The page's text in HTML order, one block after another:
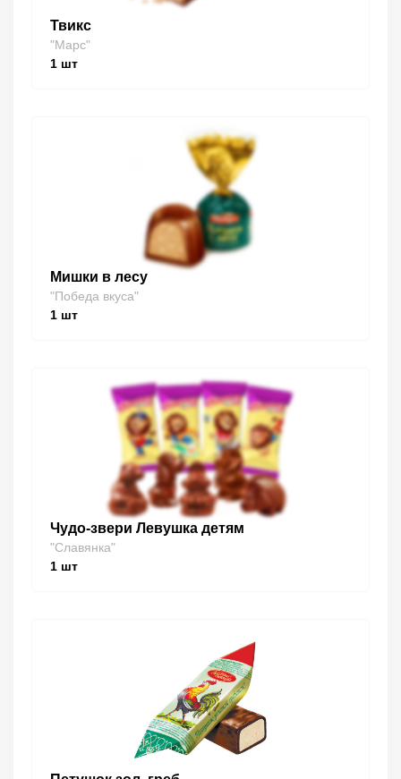
Твикс
"Марс"
1 шт
Мишки в лесу
"Победа вкуса"
1 шт
Чудо-звери Левушка детям
"Славянка"
1 шт